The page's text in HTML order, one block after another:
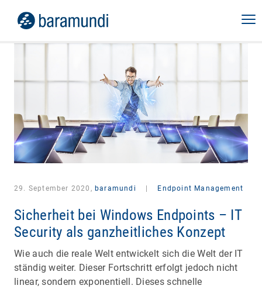
29. September 2020, baramundi Endpoint Management
Sicherheit bei Windows Endpoints – IT
Security als ganzheitliches Konzept
Wie auch die reale Welt entwickelt sich die Welt der IT
ständig weiter. Dieser Fortschritt erfolgt jedoch nicht
linear, sondern exponentiell. Dieses schnelle